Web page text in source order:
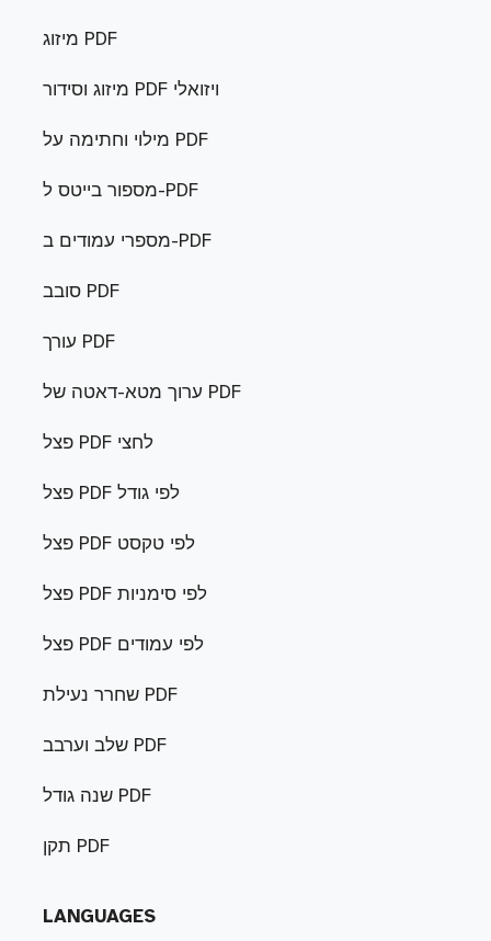
מיזוג PDF
מיזוג וסידור PDF ויזואלי
מילוי וחתימה על PDF
מספור בייטס ל-PDF
מספרי עמודים ב-PDF
סובב PDF
עורך PDF
ערוך מטא-דאטה של PDF
פצל PDF לחצי
פצל PDF לפי גודל
פצל PDF לפי טקסט
פצל PDF לפי סימניות
פצל PDF לפי עמודים
שחרר נעילת PDF
שלב וערבב PDF
שנה גודל PDF
תקן PDF
LANGUAGES